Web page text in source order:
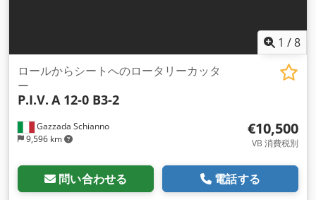
1 /8
Gazzada Schianno
9,596 km
ロールからシートへのロータリーカッタ
ー
P.I.V. A 12-0 B3-2
€10,500
VB 消費税別
問い合わせる 電話する